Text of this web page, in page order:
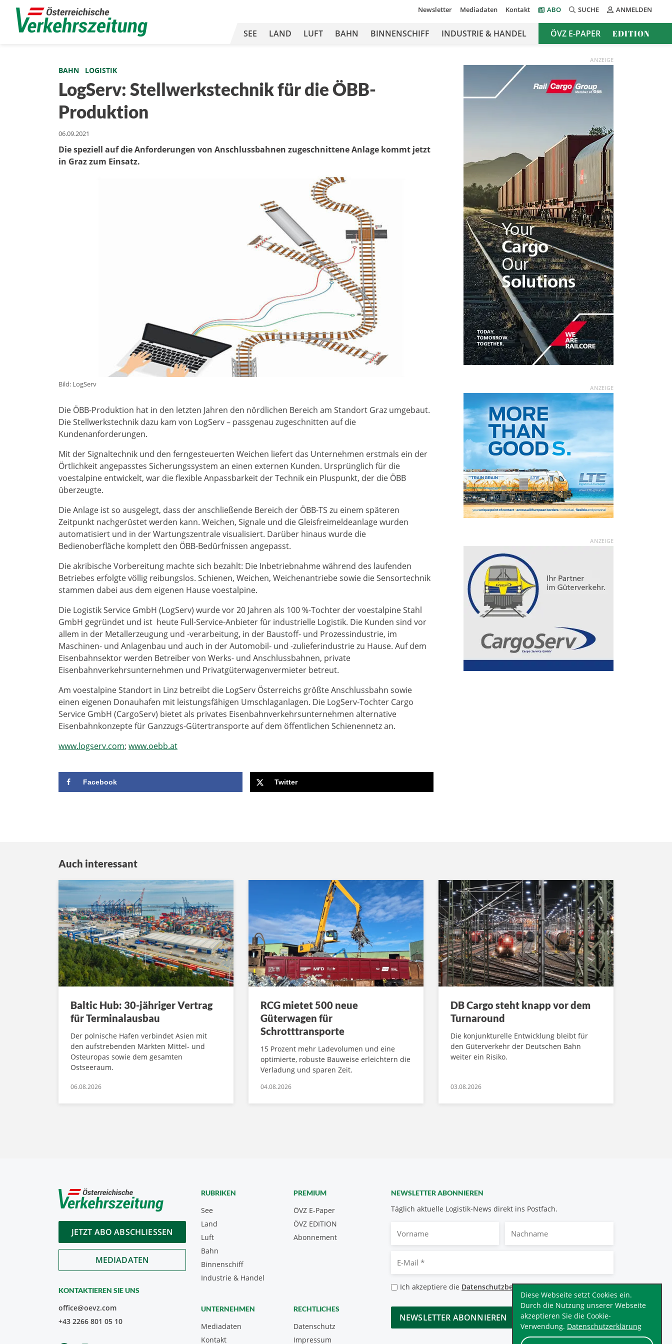
Diese Webseite setzt Cookies ein.
Durch die Nutzung unserer Webseite
akzeptieren Sie die Cookie-
Verwendung. Datenschutzerklärung
Newsletter Mediadaten Kontakt ABO SUCHE ANMELDEN
SEE LAND LUFT BAHN BINNENSCHIFF INDUSTRIE & HANDEL ÖVZ E-PAPER EDITION
BAHN LOGISTIK
LogServ: Stellwerkstechnik für die ÖBB-
Produktion
06.09.2021
Die speziell auf die Anforderungen von Anschlussbahnen zugeschnittene Anlage kommt jetzt
in Graz zum Einsatz.
Bild: LogServ
Die ÖBB-Produktion hat in den letzten Jahren den nördlichen Bereich am Standort Graz umgebaut.
Die Stellwerkstechnik dazu kam von LogServ – passgenau zugeschnitten auf die
Kundenanforderungen.
Mit der Signaltechnik und den ferngesteuerten Weichen liefert das Unternehmen erstmals ein der
Örtlichkeit angepasstes Sicherungssystem an einen externen Kunden. Ursprünglich für die
voestalpine entwickelt, war die flexible Anpassbarkeit der Technik ein Pluspunkt, der die ÖBB
überzeugte.
Die Anlage ist so ausgelegt, dass der anschließende Bereich der ÖBB-TS zu einem späteren
Zeitpunkt nachgerüstet werden kann. Weichen, Signale und die Gleisfreimeldeanlage wurden
automatisiert und in der Wartungszentrale visualisiert. Darüber hinaus wurde die
Bedienoberfläche komplett den ÖBB-Bedürfnissen angepasst.
Die akribische Vorbereitung machte sich bezahlt: Die Inbetriebnahme während des laufenden
Betriebes erfolgte völlig reibungslos. Schienen, Weichen, Weichenantriebe sowie die Sensortechnik
stammen dabei aus dem eigenen Hause voestalpine.
Die Logistik Service GmbH (LogServ) wurde vor 20 Jahren als 100 %-Tochter der voestalpine Stahl
GmbH gegründet und ist heute Full-Service-Anbieter für industrielle Logistik. Die Kunden sind vor
allem in der Metallerzeugung und -verarbeitung, in der Baustoff- und Prozessindustrie, im
Maschinen- und Anlagenbau und auch in der Automobil- und -zulieferindustrie zu Hause. Auf dem
Eisenbahnsektor werden Betreiber von Werks- und Anschlussbahnen, private
Eisenbahnverkehrsunternehmen und Privatgüterwagenvermieter betreut.
Am voestalpine Standort in Linz betreibt die LogServ Österreichs größte Anschlussbahn sowie
einen eigenen Donauhafen mit leistungsfähigen Umschlaganlagen. Die LogServ-Tochter Cargo
Service GmbH (CargoServ) bietet als privates Eisenbahnverkehrsunternehmen alternative
Eisenbahnkonzepte für Ganzzugs-Gütertransporte auf dem öffentlichen Schienennetz an.
www.logserv.com; www.oebb.at
Facebook Twitter
ANZEIGE
ANZEIGE
ANZEIGE
Auch interessant
Baltic Hub: 30-jähriger Vertrag
für Terminalausbau
Der polnische Hafen verbindet Asien mit
den aufstrebenden Märkten Mittel- und
Osteuropas sowie dem gesamten
Ostseeraum.
06.08.2026
RCG mietet 500 neue
Güterwagen für
Schrotttransporte
15 Prozent mehr Ladevolumen und eine
optimierte, robuste Bauweise erleichtern die
Verladung und sparen Zeit.
04.08.2026
DB Cargo steht knapp vor dem
Turnaround
Die konjunkturelle Entwicklung bleibt für
den Güterverkehr der Deutschen Bahn
weiter ein Risiko.
03.08.2026
JETZT ABO ABSCHLIESSEN
MEDIADATEN
KONTAKTIEREN SIE UNS
office@oevz.com
+43 2266 801 05 10
NEWSLETTER ABONNIEREN
Täglich aktuelle Logistik-News direkt ins Postfach.
Mail
Datenschutzbestimmungen
Ich akzeptiere die Datenschutzbestimmungen.*
CAPTCHA
RUBRIKEN
See
Land
Luft
Bahn
Binnenschiff
Industrie & Handel
PREMIUM
ÖVZ E-Paper
Abonnement
ÖVZ EDITION
UNTERNEHMEN
Mediadaten
Kontakt
RECHTLICHES
Datenschutz
Impressum